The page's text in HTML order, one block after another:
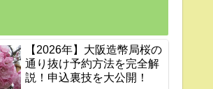
【2026年】大阪造幣局桜の
通り抜け予約方法を完全解
説！申込裏技を大公開！